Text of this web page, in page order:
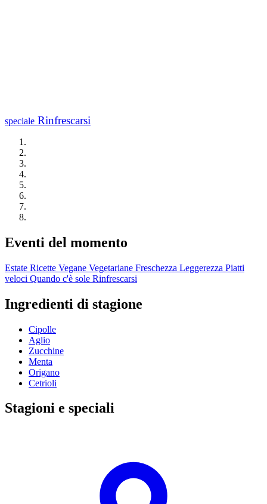
speciale Rinfrescarsi
Eventi del momento
Estate Ricette Vegane Vegetariane Freschezza Leggerezza Piatti
veloci Quando c'è sole Rinfrescarsi
Ingredienti di stagione
Cipolle
Aglio
Zucchine
Menta
Origano
Cetrioli
Stagioni e speciali